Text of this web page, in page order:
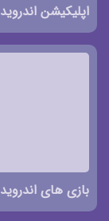
اپلیکیشن اندروید
بازی های اندروید